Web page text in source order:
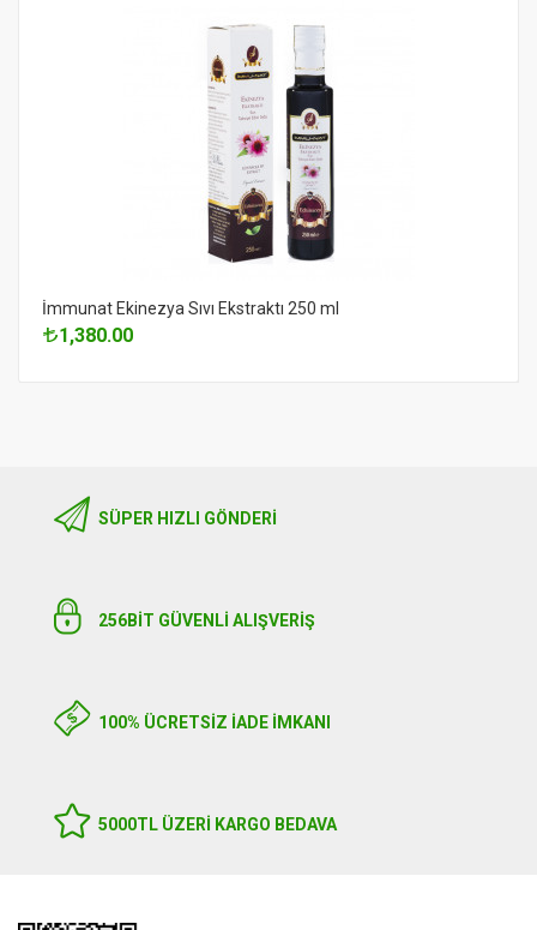
İmmunat Ekinezya Sıvı Ekstraktı 250 ml
1,380.00
SÜPER HIZLI GÖNDERI
256BIT GÜVENLİ ALIŞVERİŞ
100% ÜCRETSİZ İADE İMKANI
5000TL ÜZERI KARGO BEDAVA